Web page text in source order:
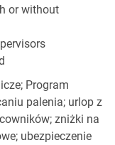
or without
Program
palenia; urlop z
zniżki na
ubezpieczenie